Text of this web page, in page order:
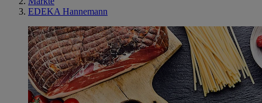
EDEKA Hannemann